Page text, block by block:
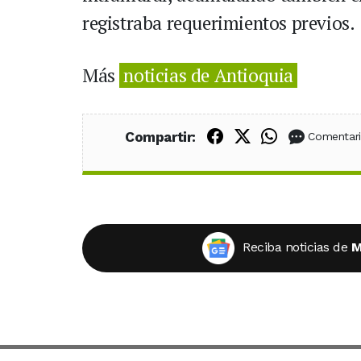
registraba requerimientos previos.
Más noticias de Antioquia
Compartir: Compartir en
Compartir en
Compartir
Reciba noticias de